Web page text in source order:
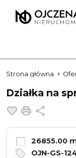
Strona główna
Działka na
Dodaj do
Drukuj
26855.00
OJN-GS-